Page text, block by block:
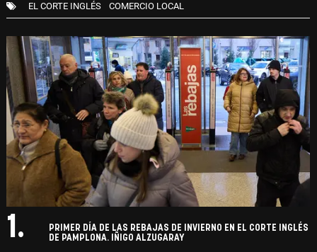
EL CORTE INGLÉS COMERCIO LOCAL
1.
PRIMER DÍA DE LAS REBAJAS DE INVIERNO EN EL CORTE INGLÉS
DE PAMPLONA. IÑIGO ALZUGARAY